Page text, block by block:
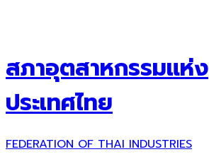
สภาอุตสาหกรรมแห่ง
ประเทศไทย
FEDERATION OF THAI INDUSTRIES